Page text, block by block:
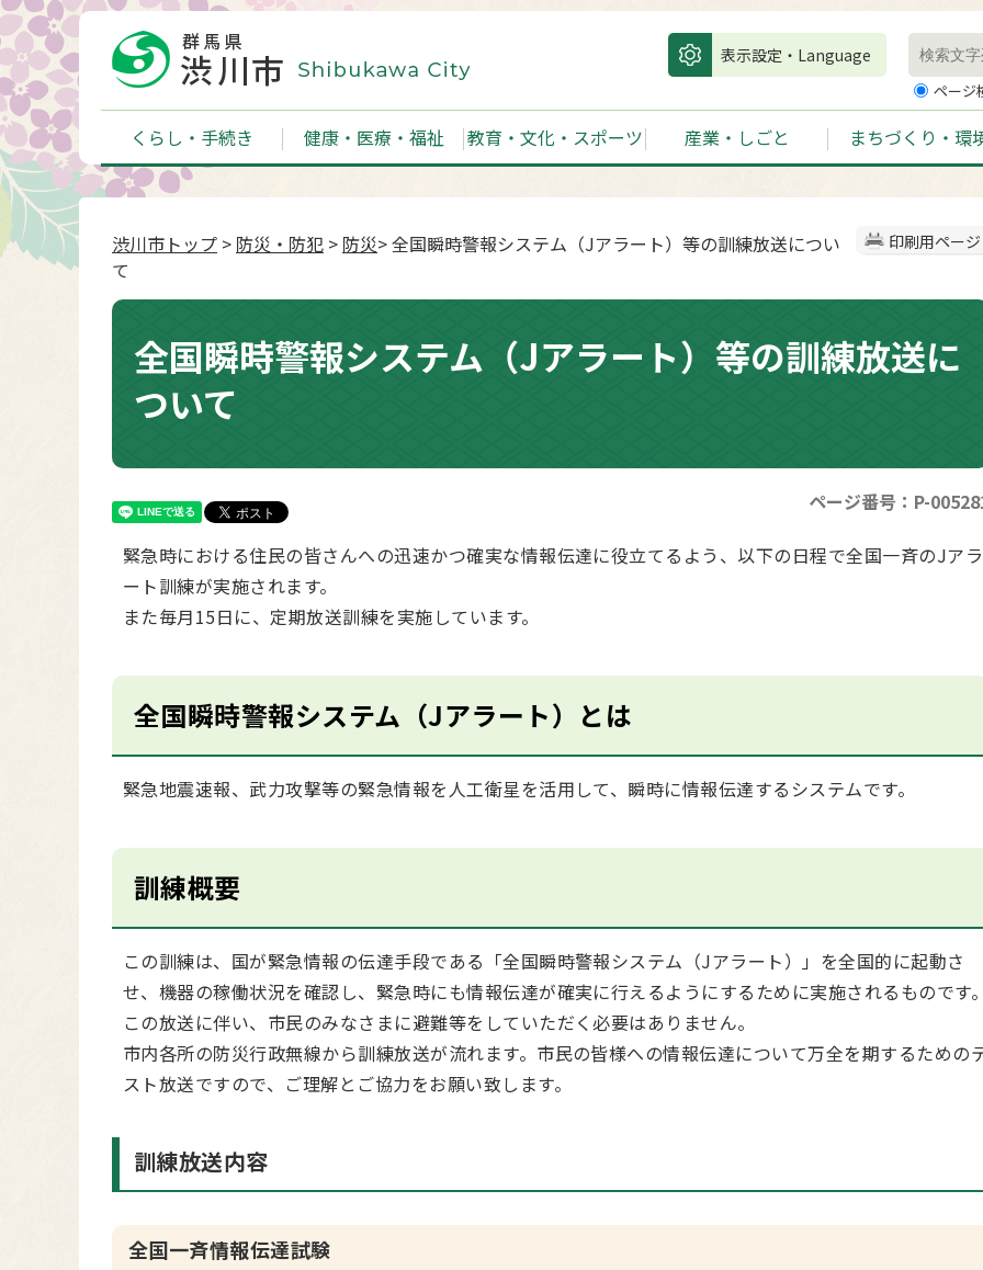
表示設定・Language
ページ
くらし・手続き 健康・医療・福祉 教育・文化・スポーツ 産業・しごと まちづくり・環
印刷用ページ
渋川市トップ > 防災・防犯 > 防災> 全国瞬時警報システム（Jアラート）等の訓練放送につい
て
全国瞬時警報システム（Jアラート）等の訓練放送に
ついて
ページ番号：P-
緊急時における住民の皆さんへの迅速かつ確実な情報伝達に役立てるよう、以下の日程で全国一斉のJアラ
ート訓練が実施されます。
また毎月15日に、定期放送訓練を実施しています。
全国瞬時警報システム（Jアラート）とは
緊急地震速報、武力攻撃等の緊急情報を人工衛星を活用して、瞬時に情報伝達するシステムです。
訓練概要
この訓練は、国が緊急情報の伝達手段である「全国瞬時警報システム（Jアラート）」を全国的に起動さ
せ、機器の稼働状況を確認し、緊急時にも情報伝達が確実に行えるようにするために実施されるものです
この放送に伴い、市民のみなさまに避難等をしていただく必要はありません。
市内各所の防災行政無線から訓練放送が流れます。市民の皆様への情報伝達について万全を期するための
スト放送ですので、ご理解とご協力をお願い致します。
訓練放送内容
全国一斉情報伝達試験